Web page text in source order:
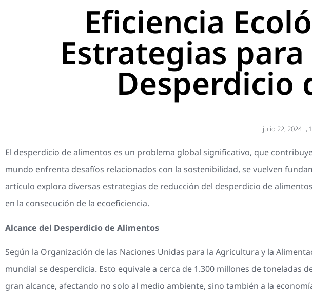
Eficiencia
Estrategias
Desperdicio
julio 22, 2024 ,
El desperdicio de alimentos es un problema global significativo, que
mundo enfrenta desafíos relacionados con la sostenibilidad, se vuelven
artículo explora diversas estrategias de reducción del desperdicio de
en la consecución de la ecoeficiencia.
Alcance del Desperdicio de Alimentos
Según la Organización de las Naciones Unidas para la Agricultura y la
mundial se desperdicia. Esto equivale a cerca de 1.300 millones de
gran alcance, afectando no solo al medio ambiente, sino también a la